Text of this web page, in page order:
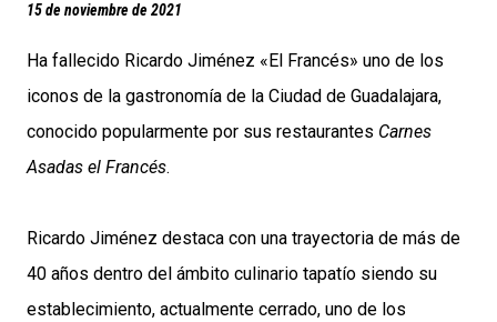
15 de noviembre de 2021
Ha fallecido Ricardo Jiménez «El Francés» uno de los
iconos de la gastronomía de la Ciudad de Guadalajara,
conocido popularmente por sus restaurantes Carnes
Asadas el Francés.
Ricardo Jiménez destaca con una trayectoria de más de
40 años dentro del ámbito culinario tapatío siendo su
establecimiento, actualmente cerrado, uno de los